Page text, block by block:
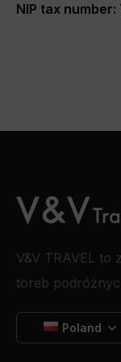
NIP tax
V&V TRAVEL to
toreb
Poland